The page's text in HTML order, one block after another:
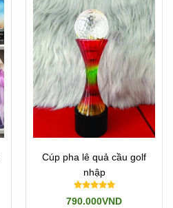
Cúp pha lê quả cầu golf
nhập
790.000VND